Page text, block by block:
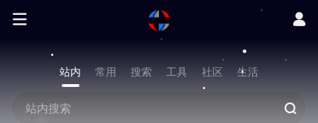
站内 常用 搜索 工具 社区 生活